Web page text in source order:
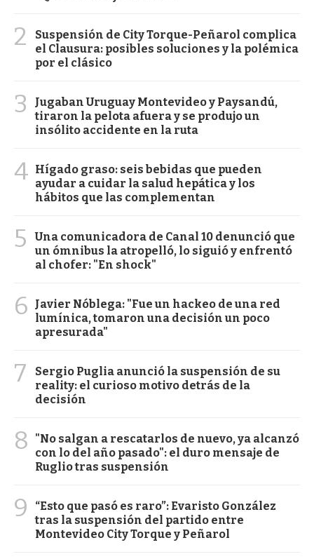
2
Suspensión de City Torque-Peñarol complica
el Clausura: posibles soluciones y la polémica
por el clásico
3
Jugaban Uruguay Montevideo y Paysandú,
tiraron la pelota afuera y se produjo un
insólito accidente en la ruta
4 Hígado graso: seis bebidas que pueden
ayudar a cuidar la salud hepática y los
hábitos que las complementan
5
Una comunicadora de Canal 10 denunció que
un ómnibus la atropelló, lo siguió y enfrentó
al chofer: "En shock"
6
Javier Nóblega: "Fue un hackeo de una red
lumínica, tomaron una decisión un poco
apresurada"
7
Sergio Puglia anunció la suspensión de su
reality: el curioso motivo detrás de la
decisión
8
"No salgan a rescatarlos de nuevo, ya alcanzó
con lo del año pasado": el duro mensaje de
Ruglio tras suspensión
9
“Esto que pasó es raro”: Evaristo González
tras la suspensión del partido entre
Montevideo City Torque y Peñarol